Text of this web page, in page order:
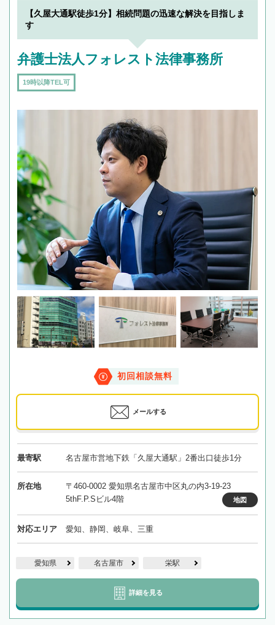
を加えて再検索
【久屋大通駅徒歩1分】相続問題の迅速な解決を目指しま
す
弁護士法人フォレスト法律事務所
19時以降TEL可
初回相談無料
メールする
最寄駅 名古屋市営地下鉄「久屋大通駅」2番出口徒歩1分
所在地
〒460-0002 愛知県名古屋市中区丸の内3-19-23
5thF.P.Sビル4階
地図
対応エリア 愛知、静岡、岐阜、三重
愛知県 名古屋市 栄駅
詳細を見る